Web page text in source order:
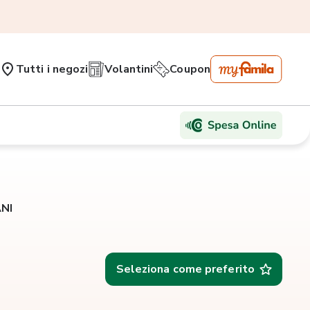
Tutti i negozi Volantini Coupon
Seleziona come preferito